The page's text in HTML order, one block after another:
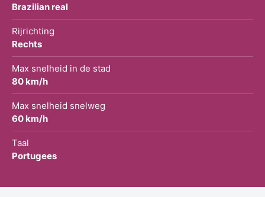
Brazilian real
Rijrichting
Rechts
Max snelheid in de stad
80 km/h
Max snelheid snelweg
60 km/h
Taal
Portugees